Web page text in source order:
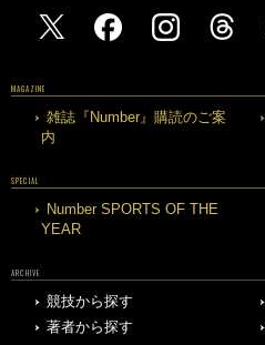
MAGAZINE
雑誌『Number』購読のご案
内
SPECIAL
Number SPORTS OF THE
YEAR
ARCHIVE
競技から探す
著者から探す